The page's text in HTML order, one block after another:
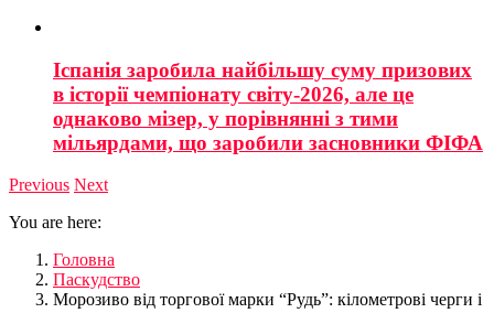
Іспанія заробила найбільшу суму призових
в історії чемпіонату світу-2026, але це
однаково мізер, у порівнянні з тими
мільярдами, що заробили засновники ФІФА
Previous Next
You are here:
Головна
Паскудство
Морозиво від торгової марки “Рудь”: кілометрові черги і